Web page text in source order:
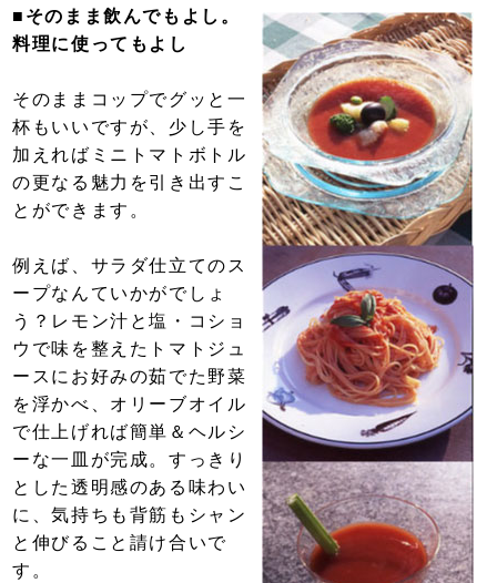
■そのまま飲んでもよし。
料理に使ってもよし
そのままコップでグッと一
杯もいいですが、少し手を
加えればミニトマトボトル
の更なる魅力を引き出すこ
とができます。
例えば、サラダ仕立てのス
ープなんていかがでしょ
う？レモン汁と塩・コショ
ウで味を整えたトマトジュ
ースにお好みの茹でた野菜
を浮かべ、オリーブオイル
で仕上げれば簡単＆ヘルシ
ーな一皿が完成。すっきり
とした透明感のある味わい
に、気持ちも背筋もシャン
と伸びること請け合いで
す。